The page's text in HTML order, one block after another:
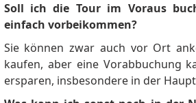
Soll ich die Tour im Voraus
einfach vorbeikommen?
Sie können zwar auch vor Ort
kaufen, aber eine Vorabbuchung
ersparen, insbesondere in der